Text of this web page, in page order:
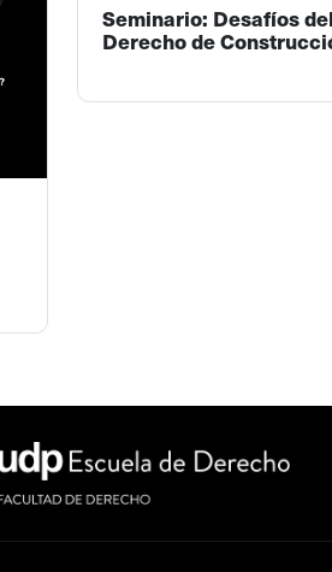
Seminario: Desafíos
Derecho de